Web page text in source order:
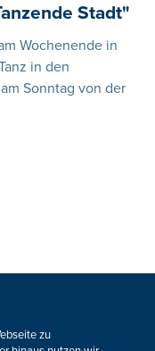
Stadt"
Wochenende in
in den
Sonntag von der
zu